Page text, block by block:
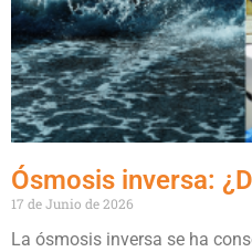
Ósmosis inversa:
17 de Junio de 2026
La ósmosis inversa se ha